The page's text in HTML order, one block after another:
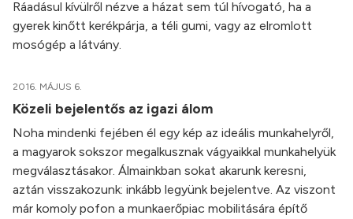
Ráadásul kívülről nézve a házat sem túl hívogató, ha a
gyerek kinőtt kerékpárja, a téli gumi, vagy az elromlott
mosógép a látvány.
2016. MÁJUS 6.
Közeli bejelentős az igazi álom
Noha mindenki fejében él egy kép az ideális munkahelyről,
a magyarok sokszor megalkusznak vágyaikkal munkahelyük
megválasztásakor. Álmainkban sokat akarunk keresni,
aztán visszakozunk: inkább legyünk bejelentve. Az viszont
már komoly pofon a munkaerőpiac mobilitására építő